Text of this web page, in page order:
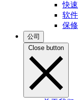
快
软
保
公司
Close button